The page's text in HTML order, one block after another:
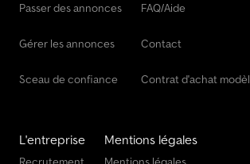
Passer des annonces
Gérer les annonces
Sceau de confiance
FAQ/Aide
Contact
Contrat d'achat
L'entreprise Mentions légales